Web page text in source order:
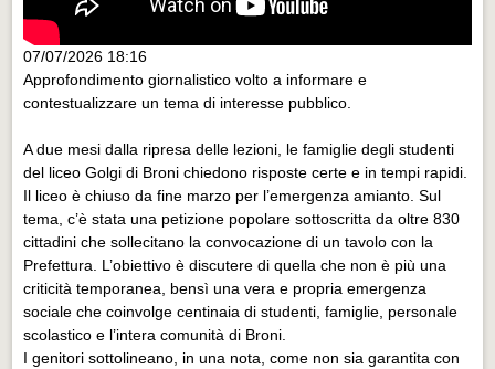
07/07/2026 18:16
Approfondimento giornalistico volto a informare e
contestualizzare un tema di interesse pubblico.
A due mesi dalla ripresa delle lezioni, le famiglie degli studenti
del liceo Golgi di Broni chiedono risposte certe e in tempi rapidi.
Il liceo è chiuso da fine marzo per l’emergenza amianto. Sul
tema, c’è stata una petizione popolare sottoscritta da oltre 830
cittadini che sollecitano la convocazione di un tavolo con la
Prefettura. L’obiettivo è discutere di quella che non è più una
criticità temporanea, bensì una vera e propria emergenza
sociale che coinvolge centinaia di studenti, famiglie, personale
scolastico e l’intera comunità di Broni.
I genitori sottolineano, in una nota, come non sia garantita con